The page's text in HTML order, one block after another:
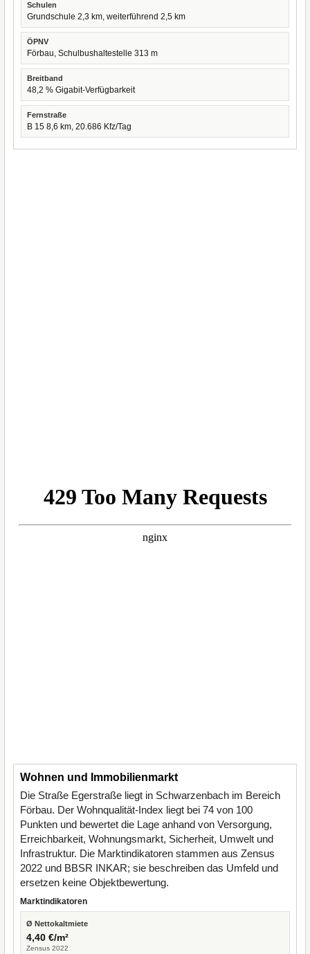
Schulen
Grundschule 2,3 km, weiterführend 2,5 km
ÖPNV
Förbau, Schulbushaltestelle 313 m
Breitband
48,2 % Gigabit-Verfügbarkeit
Fernstraße
B 15 8,6 km, 20.686 Kfz/Tag
Wohnen und Immobilienmarkt
Die Straße Egerstraße liegt in Schwarzenbach im Bereich
Förbau. Der Wohnqualität-Index liegt bei 74 von 100
Punkten und bewertet die Lage anhand von Versorgung,
Erreichbarkeit, Wohnungsmarkt, Sicherheit, Umwelt und
Infrastruktur. Die Marktindikatoren stammen aus Zensus
2022 und BBSR INKAR; sie beschreiben das Umfeld und
ersetzen keine Objektbewertung.
Marktindikatoren
Ø Nettokaltmiete
4,40 €/m²
Zensus 2022